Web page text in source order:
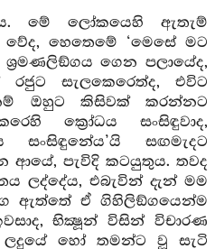
මේ ලෝකයෙහි ඇතැම්
හෙතෙමේ ‘මෙසේ මට
ගෙන පලායේද,
සැලකෙරෙත්ද, එවිට
නම් ඔහුට කිසිවක් කරන්නට
ක්‍රෝධය සංසිඳුවාද,
සඟමැදට
පැවිදි කටයුතුය. තවද
ලද්දේය, එබැවින් දැන් මම
ඇත්තේ ඒ ගිහිලිඞ්ගයෙන්ම
භික්‍ෂූන් විසින් විචාරණ
හෝ තමන්ට වූ සැටි